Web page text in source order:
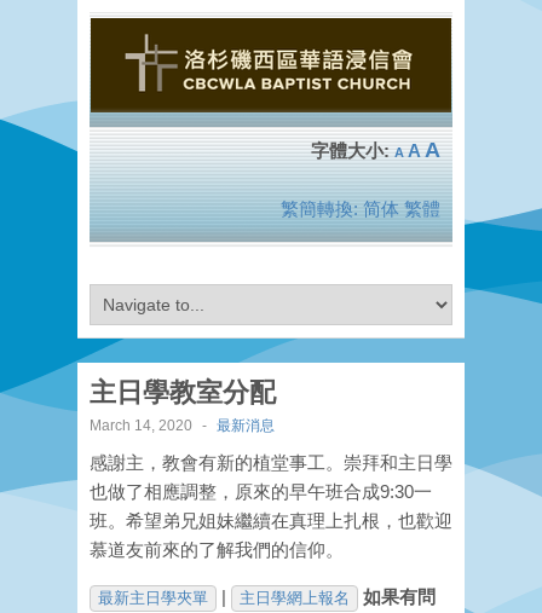
A A A
繁簡轉換: 简体 繁體
主日學教室分配
March 14, 2020 - 最新消息
感謝主，教會有新的植堂事工。崇拜和主日學
也做了相應調整，原來的早午班合成9:30一
班。希望弟兄姐妹繼續在真理上扎根，也歡迎
慕道友前來的了解我們的信仰。
最新主日學夾單 | 主日學網上報名
如果有問